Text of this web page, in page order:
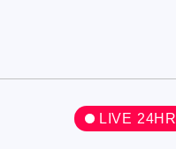
LIVE 24HR